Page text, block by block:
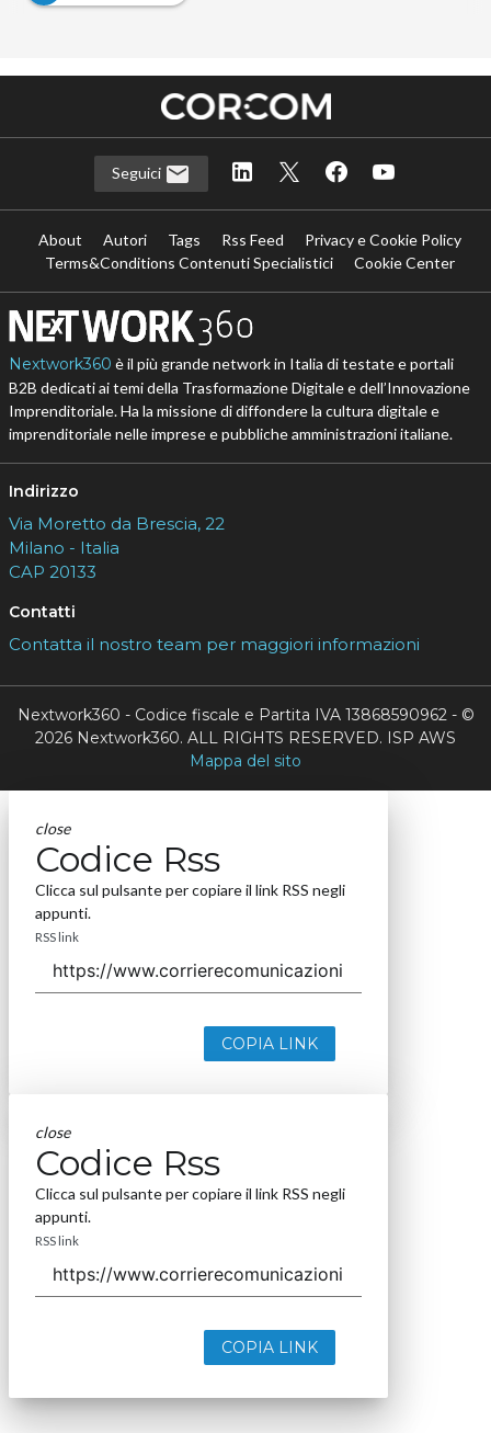
Seguici
About Autori Tags Rss Feed
Privacy e Cookie Policy
Terms&Conditions Contenuti Specialistici
Cookie Center
Nextwork360 è il più grande network in Italia di testate e portali
B2B dedicati ai temi della Trasformazione Digitale e dell’Innovazione
Imprenditoriale. Ha la missione di diffondere la cultura digitale e
imprenditoriale nelle imprese e pubbliche amministrazioni italiane.
Indirizzo
Via Moretto da Brescia, 22
Milano - Italia
CAP 20133
Contatti
Contatta il nostro team per maggiori informazioni
Nextwork360 - Codice fiscale e Partita IVA 13868590962 - ©
2026 Nextwork360. ALL RIGHTS RESERVED. ISP AWS
Mappa del sito
close
Codice Rss
Clicca sul pulsante per copiare il link RSS negli
appunti.
RSS link
COPIA LINK
close
Codice Rss
Clicca sul pulsante per copiare il link RSS negli
appunti.
RSS link
COPIA LINK